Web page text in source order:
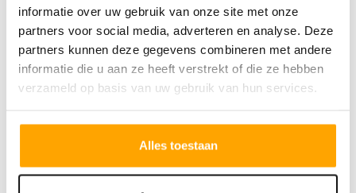
informatie over uw gebruik van onze site met onze
partners voor social media, adverteren en analyse. Deze
partners kunnen deze gegevens combineren met andere
informatie die u aan ze heeft verstrekt of die ze hebben
verzameld op basis van uw gebruik van hun services.
Alles toestaan
Kenmerken
Beschikbaar
Vraagprijs
€ 740.000,- v.o.n.